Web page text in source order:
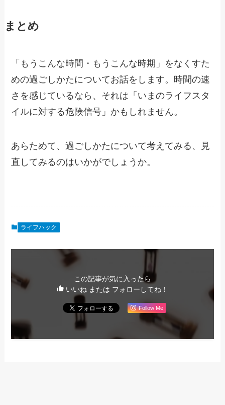
まとめ
「もうこんな時間・もうこんな時期」をなくすた
めの過ごしかたについてお話をします。時間の速
さを感じているなら、それは「いまのライフスタ
イルに対する危険信号」かもしれません。
あらためて、過ごしかたについて考えてみる、見
直してみるのはいかがでしょうか。
ライフハック
この記事が気に入ったら
いいね または フォローしてね！
Follow Me